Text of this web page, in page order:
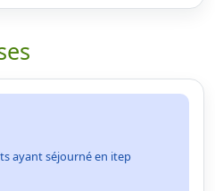
ayant séjourné en itep